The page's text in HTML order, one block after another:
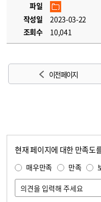
파일
작성일
2023-03-22
조회수
10,041
이전 페이지
현재 페이지에 대한 만족도
매우만족 만족